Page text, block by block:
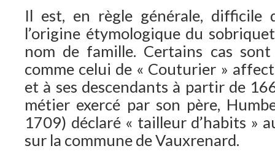
Il est, en règle générale, difficile
l’origine étymologique du
nom de famille. Certains cas
comme celui de « Couturier »
et à ses descendants à partir de
métier exercé par son père,
1709) déclaré « tailleur d’habits »
sur la commune de Vauxrenard.